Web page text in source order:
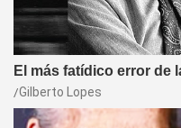
El más fatídico error de
Gilberto Lopes